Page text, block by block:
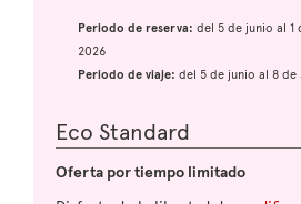
Periodo de reserva: del 5 de junio al 1
2026
Periodo de viaje: del 5 de junio al 8
Eco Standard
Oferta por tiempo limitado